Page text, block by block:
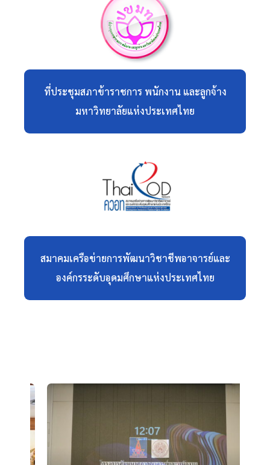
ที่ประชุมสภาข้าราชการ พนักงาน และลูกจ้าง
มหาวิทยาลัยแห่งประเทศไทย
สมาคมเครือข่ายการพัฒนาวิชาชีพอาจารย์และ
องค์กรระดับอุดมศึกษาแห่งประเทศไทย